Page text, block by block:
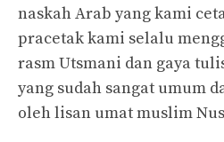
naskah Arab yang kami
pracetak kami selalu
rasm Utsmani dan gaya
yang sudah sangat umum
oleh lisan umat muslim